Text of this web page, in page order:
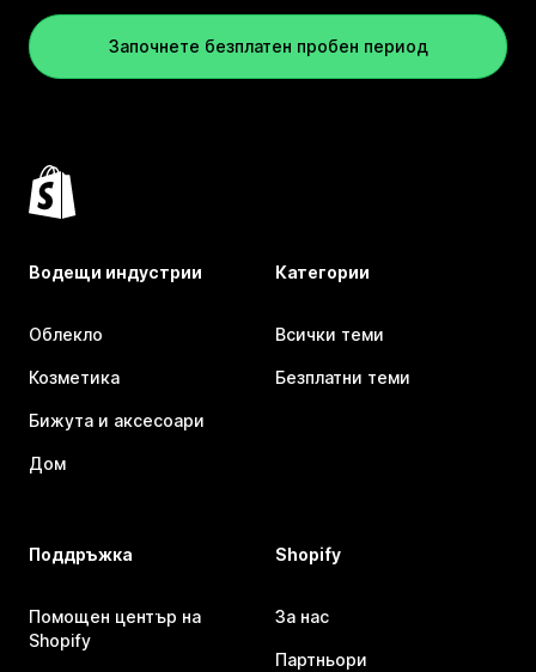
Започнете безплатен пробен период
Водещи индустрии
Облекло
Козметика
Бижута и аксесоари
Дом
Категории
Всички теми
Безплатни теми
Поддръжка
Помощен център на
Shopify
Shopify
За нас
Партньори